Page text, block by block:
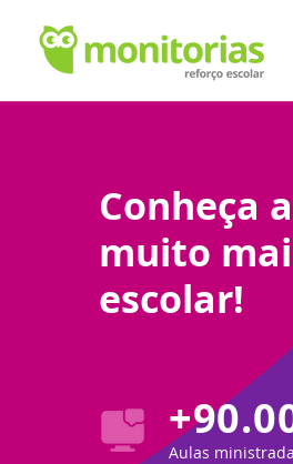
Conheça
muito
escolar!
Aulas